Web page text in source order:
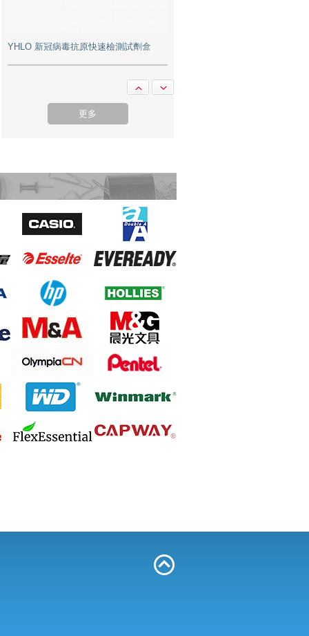
YHLO 新冠病毒抗原快速檢測試劑盒
Ideal 2265 條狀碎紙機 4亳米 8-9張
檢測試劑盒
更多